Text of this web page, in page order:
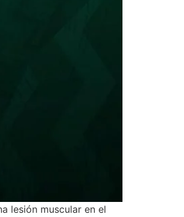
lesión muscular en el